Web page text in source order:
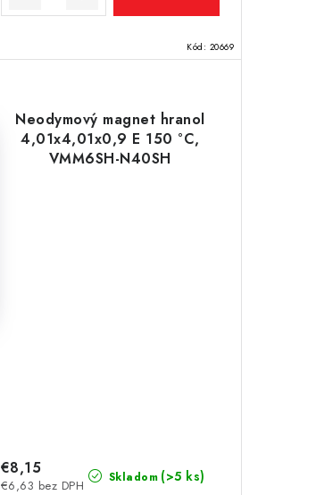
Kód: 20669
Neodymový magnet hranol
4,01x4,01x0,9 E 150 °C,
VMM6SH-N40SH
Skladom (>5 ks)
€6,63 bez DPH
€8,15